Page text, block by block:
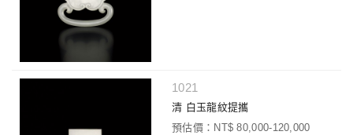
1021
清 白玉龍紋提攜
預估價：NT$ 80,000-120,000